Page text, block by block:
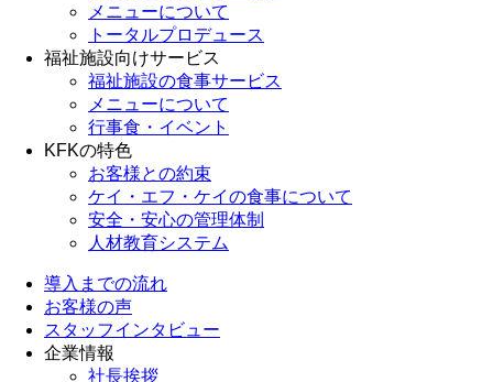
メニューについて
トータルプロデュース
福祉施設向けサービス
福祉施設の食事サービス
メニューについて
行事食・イベント
KFKの特色
お客様との約束
ケイ・エフ・ケイの食事について
安全・安心の管理体制
人材教育システム
導入までの流れ
お客様の声
スタッフインタビュー
企業情報
社長挨拶